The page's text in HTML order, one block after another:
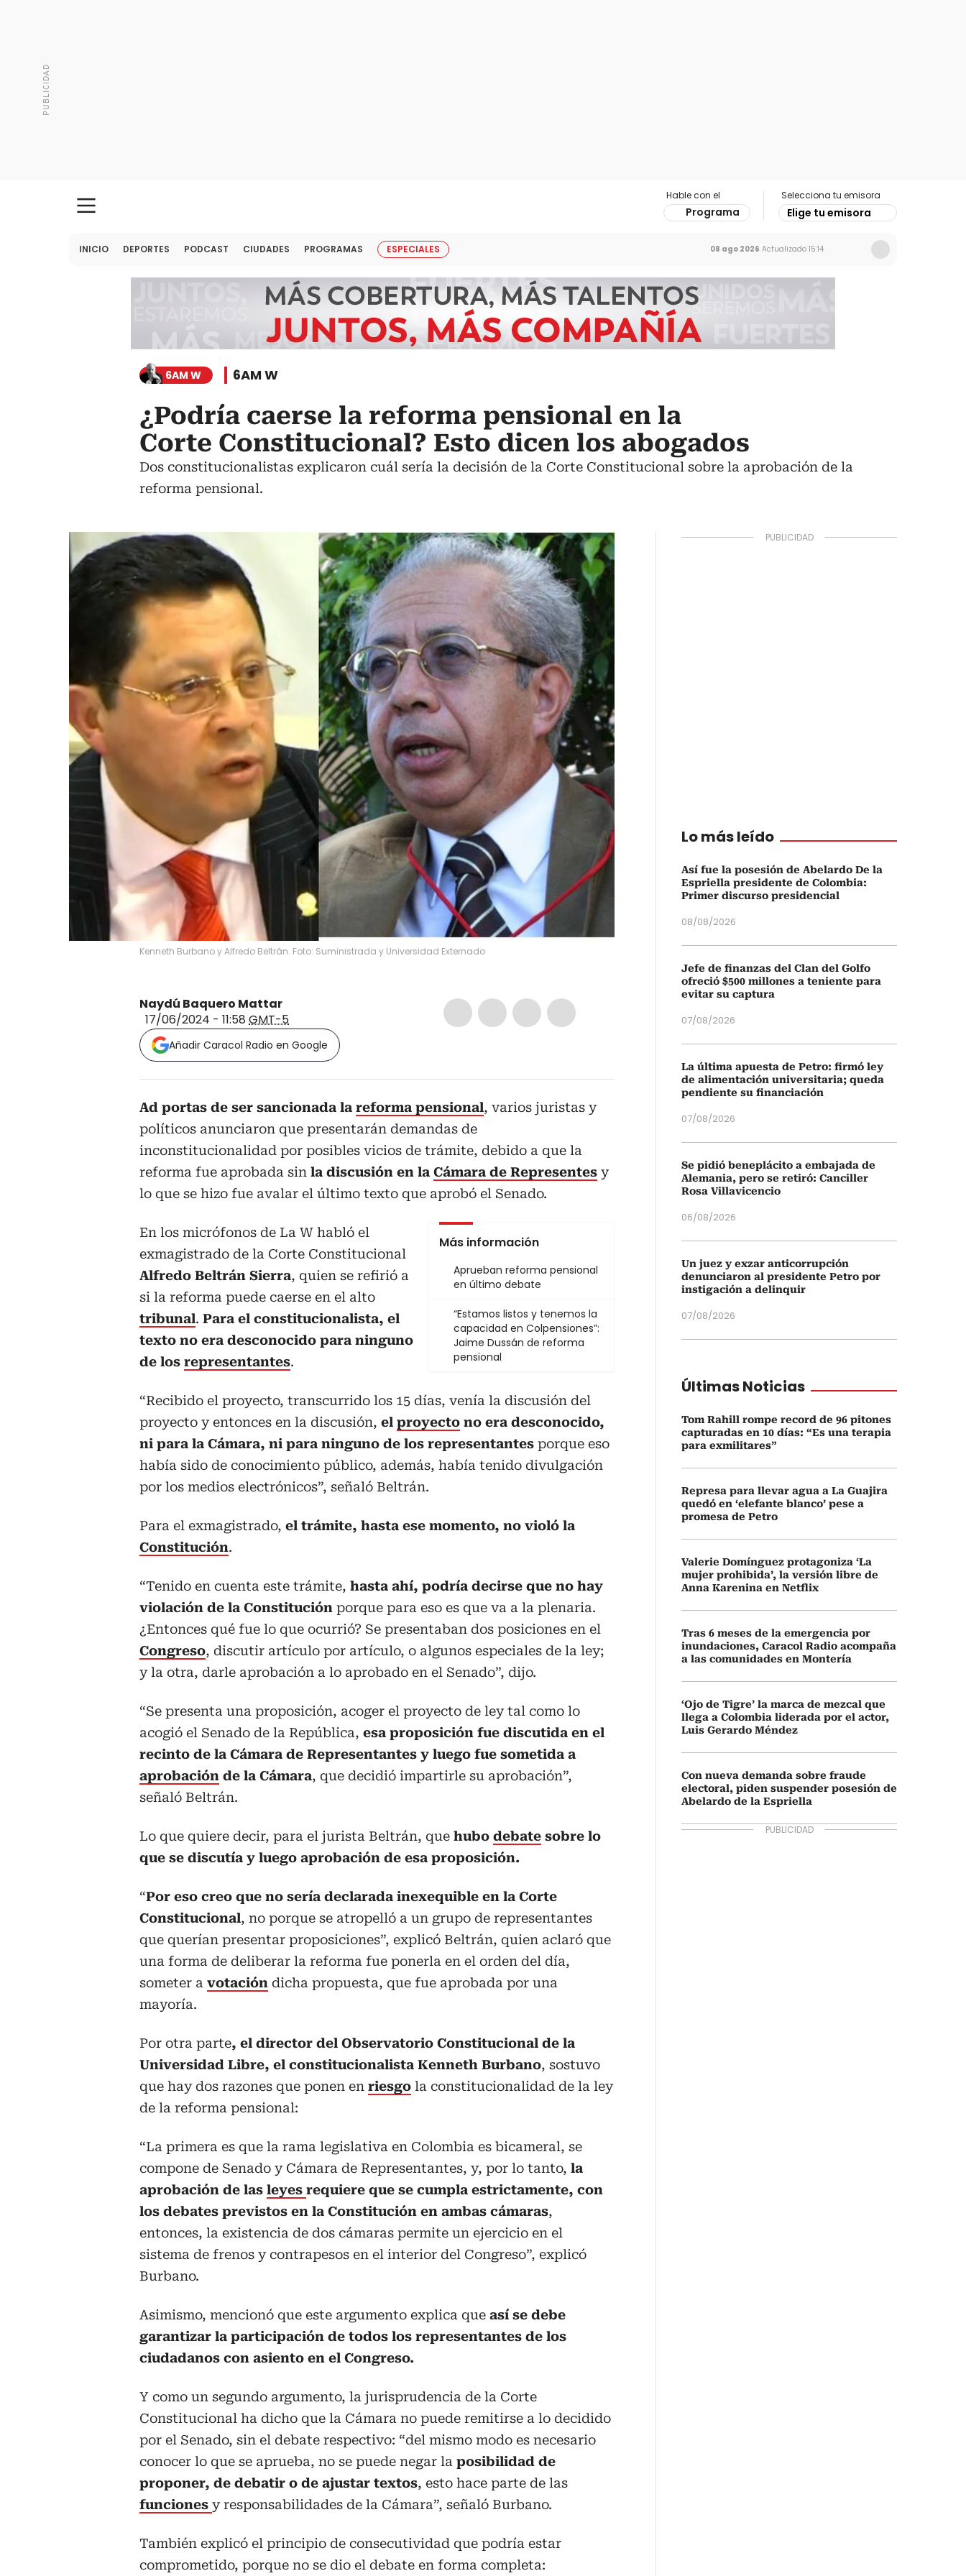
Hable con el
Programa
Selecciona tu emisora
Elige tu emisora
INICIO DEPORTES PODCAST CIUDADES PROGRAMAS ESPECIALES 08 ago 2026 Actualizado 15:14
6AM W 6AM W
¿Podría caerse la reforma pensional en la
Corte Constitucional? Esto dicen los abogados
Dos constitucionalistas explicaron cuál sería la decisión de la Corte Constitucional sobre la aprobación de la
reforma pensional.
Kenneth Burbano y Alfredo Beltrán. Foto: Suministrada y Universidad Externado
Naydú Baquero Mattar
17/06/2024 - 11:58 GMT-5
Añadir Caracol Radio en Google
Ad portas de ser sancionada la reforma pensional, varios juristas y
políticos anunciaron que presentarán demandas de
inconstitucionalidad por posibles vicios de trámite, debido a que la
reforma fue aprobada sin la discusión en la Cámara de Representes y
lo que se hizo fue avalar el último texto que aprobó el Senado.
Más información
Aprueban reforma pensional
en último debate
“Estamos listos y tenemos la
capacidad en Colpensiones”:
Jaime Dussán de reforma
pensional
En los micrófonos de La W habló el
exmagistrado de la Corte Constitucional
Alfredo Beltrán Sierra, quien se refirió a
si la reforma puede caerse en el alto
tribunal. Para el constitucionalista, el
texto no era desconocido para ninguno
de los representantes.
“Recibido el proyecto, transcurrido los 15 días, venía la discusión del
proyecto y entonces en la discusión, el proyecto no era desconocido,
ni para la Cámara, ni para ninguno de los representantes porque eso
había sido de conocimiento público, además, había tenido divulgación
por los medios electrónicos”, señaló Beltrán.
Para el exmagistrado, el trámite, hasta ese momento, no violó la
Constitución.
“Tenido en cuenta este trámite, hasta ahí, podría decirse que no hay
violación de la Constitución porque para eso es que va a la plenaria.
¿Entonces qué fue lo que ocurrió? Se presentaban dos posiciones en el
Congreso, discutir artículo por artículo, o algunos especiales de la ley;
y la otra, darle aprobación a lo aprobado en el Senado”, dijo.
“Se presenta una proposición, acoger el proyecto de ley tal como lo
acogió el Senado de la República, esa proposición fue discutida en el
recinto de la Cámara de Representantes y luego fue sometida a
aprobación de la Cámara, que decidió impartirle su aprobación”,
señaló Beltrán.
Lo que quiere decir, para el jurista Beltrán, que hubo debate sobre lo
que se discutía y luego aprobación de esa proposición.
“Por eso creo que no sería declarada inexequible en la Corte
Constitucional, no porque se atropelló a un grupo de representantes
que querían presentar proposiciones”, explicó Beltrán, quien aclaró que
una forma de deliberar la reforma fue ponerla en el orden del día,
someter a votación dicha propuesta, que fue aprobada por una
mayoría.
Por otra parte, el director del Observatorio Constitucional de la
Universidad Libre, el constitucionalista Kenneth Burbano, sostuvo
que hay dos razones que ponen en riesgo la constitucionalidad de la ley
de la reforma pensional:
“La primera es que la rama legislativa en Colombia es bicameral, se
compone de Senado y Cámara de Representantes, y, por lo tanto, la
aprobación de las leyes requiere que se cumpla estrictamente, con
los debates previstos en la Constitución en ambas cámaras,
entonces, la existencia de dos cámaras permite un ejercicio en el
sistema de frenos y contrapesos en el interior del Congreso”, explicó
Burbano.
Asimismo, mencionó que este argumento explica que así se debe
garantizar la participación de todos los representantes de los
ciudadanos con asiento en el Congreso.
Y como un segundo argumento, la jurisprudencia de la Corte
Constitucional ha dicho que la Cámara no puede remitirse a lo decidido
por el Senado, sin el debate respectivo: “del mismo modo es necesario
conocer lo que se aprueba, no se puede negar la posibilidad de
proponer, de debatir o de ajustar textos, esto hace parte de las
funciones y responsabilidades de la Cámara”, señaló Burbano.
También explicó el principio de consecutividad que podría estar
comprometido, porque no se dio el debate en forma completa:
Lo más leído
Así fue la posesión de Abelardo De la
Espriella presidente de Colombia:
Primer discurso presidencial
08/08/2026
Jefe de finanzas del Clan del Golfo
ofreció $500 millones a teniente para
evitar su captura
07/08/2026
La última apuesta de Petro: firmó ley
de alimentación universitaria; queda
pendiente su financiación
07/08/2026
Se pidió beneplácito a embajada de
Alemania, pero se retiró: Canciller
Rosa Villavicencio
06/08/2026
Un juez y exzar anticorrupción
denunciaron al presidente Petro por
instigación a delinquir
07/08/2026
Últimas Noticias
Tom Rahill rompe record de 96 pitones
capturadas en 10 días: “Es una terapia
para exmilitares”
Represa para llevar agua a La Guajira
quedó en ‘elefante blanco’ pese a
promesa de Petro
Valerie Domínguez protagoniza ‘La
mujer prohibida’, la versión libre de
Anna Karenina en Netflix
Tras 6 meses de la emergencia por
inundaciones, Caracol Radio acompaña
a las comunidades en Montería
‘Ojo de Tigre’ la marca de mezcal que
llega a Colombia liderada por el actor,
Luis Gerardo Méndez
Con nueva demanda sobre fraude
electoral, piden suspender posesión de
Abelardo de la Espriella